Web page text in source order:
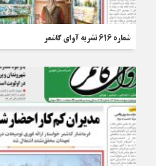
شماره 616 نشریه آوای کاشمر